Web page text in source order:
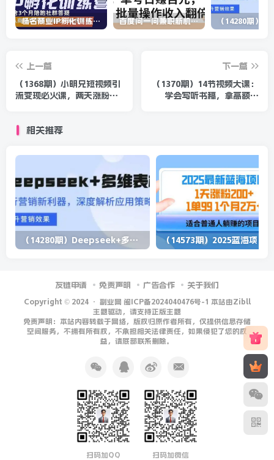
杨名商业IP孵化训练营，从商业到内容到转化一站式学 价值5980元 百度问一问兼职新机遇，单号日赚百元，批量操作收入翻倍
上一篇
（1368期）小明兄短视频引
流变现必火课，两天涨粉
下一篇
（1370期）14节视频大课：
学会写听书稿，拿高额稿
相关推荐
（14280期）Deepseek+多维表格，银行营销新利器，深度解析应用策略，提升营销效果
友链申请 免责声明 广告合作 关于我们
Copyright © 2024 · 副业网 闽ICP备2024040476号-1 本站由Zibll
主题驱动，请支持正版主题
免责声明：本站内容转载于网络，版权归原作者所有，仅提供信息存储
空间服务，不拥有所有权，不承担相关法律责任，如果侵犯了您的权
益，请底部联系删除。
扫码加QQ 扫码加微信